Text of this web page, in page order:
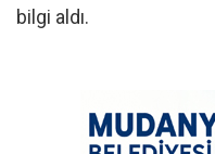
bilgi aldı.